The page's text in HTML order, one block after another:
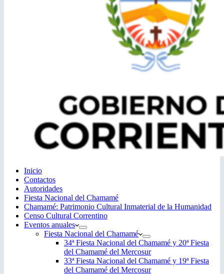
Inicio
Contactos
Autoridades
Fiesta Nacional del Chamamé
Chamamé: Patrimonio Cultural Inmaterial de la Humanidad
Censo Cultural Correntino
Eventos anuales
Fiesta Nacional del Chamamé
34ª Fiesta Nacional del Chamamé y 20ª Fiesta
del Chamamé del Mercosur
33ª Fiesta Nacional del Chamamé y 19ª Fiesta
del Chamamé del Mercosur